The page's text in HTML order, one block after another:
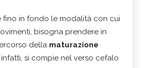
fino in fondo le modalità con cui
bisogna prendere in
della maturazione
infatti, si compie nel verso cefalo